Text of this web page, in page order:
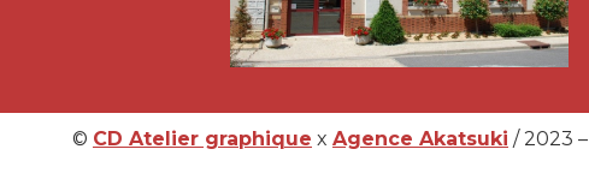
© CD Atelier graphique x Agence Akatsuki / 2023 –